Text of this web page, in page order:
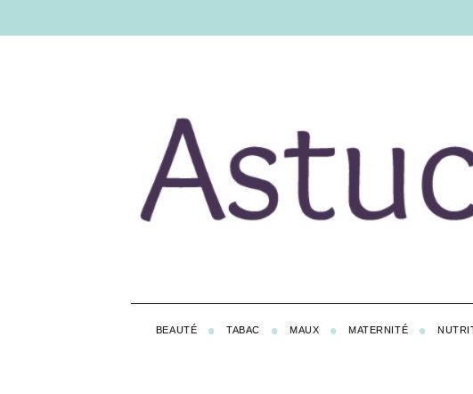
BEAUTÉ TABAC MAUX MATERNITÉ